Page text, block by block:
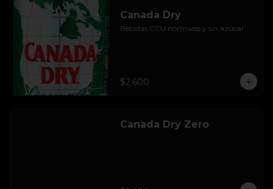
Canada Dry
Bebidas CCU normales y sin azúcar.
$2.600
Canada Dry Zero